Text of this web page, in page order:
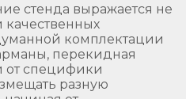
стенда выражается не
качественных
комплектации
перекидная
от специфики
разную